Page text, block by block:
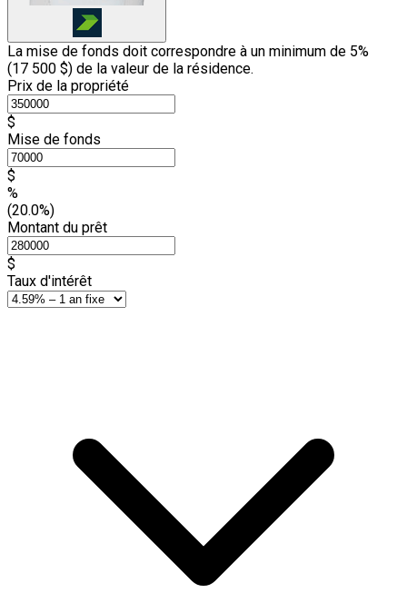
La mise de fonds doit correspondre à un minimum de 5%
(17 500 $) de la valeur de la résidence.
Prix de la propriété
$
Mise de fonds
$
%
(20.0%)
Montant du prêt
$
Taux d'intérêt